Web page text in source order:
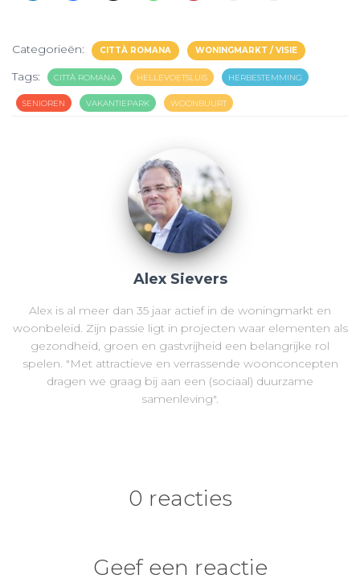
Categorieën: CITTÀ ROMANA WONINGMARKT / VISIE
Tags: CITTÀ ROMANA HELLEVOETSLUIS HERBESTEMMING
SENIOREN VAKANTIEPARK WOONBUURT
Alex Sievers
Alex is al meer dan 35 jaar actief in de woningmarkt en
woonbeleid. Zijn passie ligt in projecten waar elementen als
gezondheid, groen en gastvrijheid een belangrijke rol
spelen. "Met attractieve en verrassende woonconcepten
dragen we graag bij aan een (sociaal) duurzame
samenleving".
0 reacties
Geef een reactie